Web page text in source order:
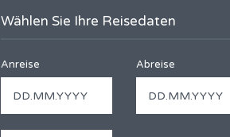
Wählen Sie Ihre Reisedaten
Anreise Abreise